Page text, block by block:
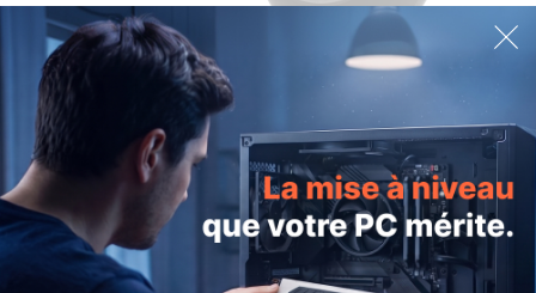
Creative Pebble V3
37,99€
ACHETER